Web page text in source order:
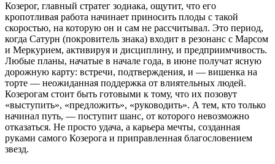
Козерог, главный стратег зодиака, ощутит, что его
кропотливая работа начинает приносить плоды с такой
скоростью, на которую он и сам не рассчитывал. Это период,
когда Сатурн (покровитель знака) входит в резонанс с Марсом
и Меркурием, активируя и дисциплину, и предприимчивость.
Любые планы, начатые в начале года, в июне получат ясную
дорожную карту: встречи, подтверждения, и — вишенка на
торте — неожиданная поддержка от влиятельных людей.
Козерогам стоит быть готовыми к тому, что их позовут
«выступить», «предложить», «руководить». А тем, кто только
начинал путь, — поступит шанс, от которого невозможно
отказаться. Не просто удача, а карьера мечты, созданная
руками самого Козерога и приправленная благословением
звезд.